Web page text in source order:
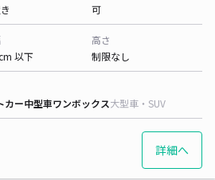
可
以下
高さ
制限なし
カー中型車ワンボックス大型車・SUV
詳細へ